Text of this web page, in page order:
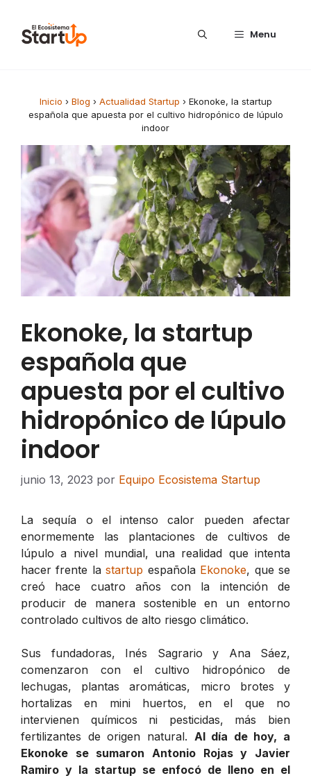
Menu
Inicio › Blog › Actualidad Startup › Ekonoke, la startup
española que apuesta por el cultivo hidropónico de lúpulo
indoor
Ekonoke, la startup
española que
apuesta por el cultivo
hidropónico de lúpulo
indoor
junio 13, 2023 por Equipo Ecosistema Startup
La sequía o el intenso calor pueden afectar
enormemente las plantaciones de cultivos de
lúpulo a nivel mundial, una realidad que intenta
hacer frente lastartup española Ekonoke, que se
creó hace cuatro años con la intención de
producir de manera sostenible en un entorno
controlado cultivos de alto riesgo climático.
Sus fundadoras, Inés Sagrario y Ana Sáez,
comenzaron con el cultivo hidropónico de
lechugas, plantas aromáticas, micro brotes y
hortalizas en mini huertos, en el que no
intervienen químicos ni pesticidas, más bien
fertilizantes de origen natural. Al día de hoy, a
Ekonoke se sumaron Antonio Rojas y Javier
Ramiro y la startup se enfocó de lleno en el